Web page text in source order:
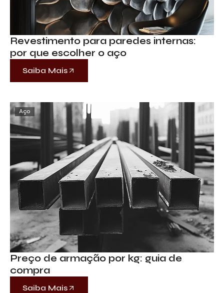
Revestimento para paredes internas:
por que escolher o aço
Saiba Mais
Aço
Preço de armação por kg: guia de
compra
Saiba Mais
Aceito receber emails da Bepex.